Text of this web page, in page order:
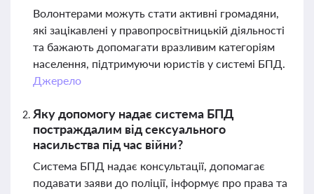
Волонтерами можуть стати активні громадяни,
які зацікавлені у правопросвітницькій діяльності
та бажають допомагати вразливим категоріям
населення, підтримуючи юристів у системі БПД.
Джерело
Яку допомогу надає система БПД
постраждалим від сексуального
насильства під час війни?
Система БПД надає консультації, допомагає
подавати заяви до поліції, інформує про права та